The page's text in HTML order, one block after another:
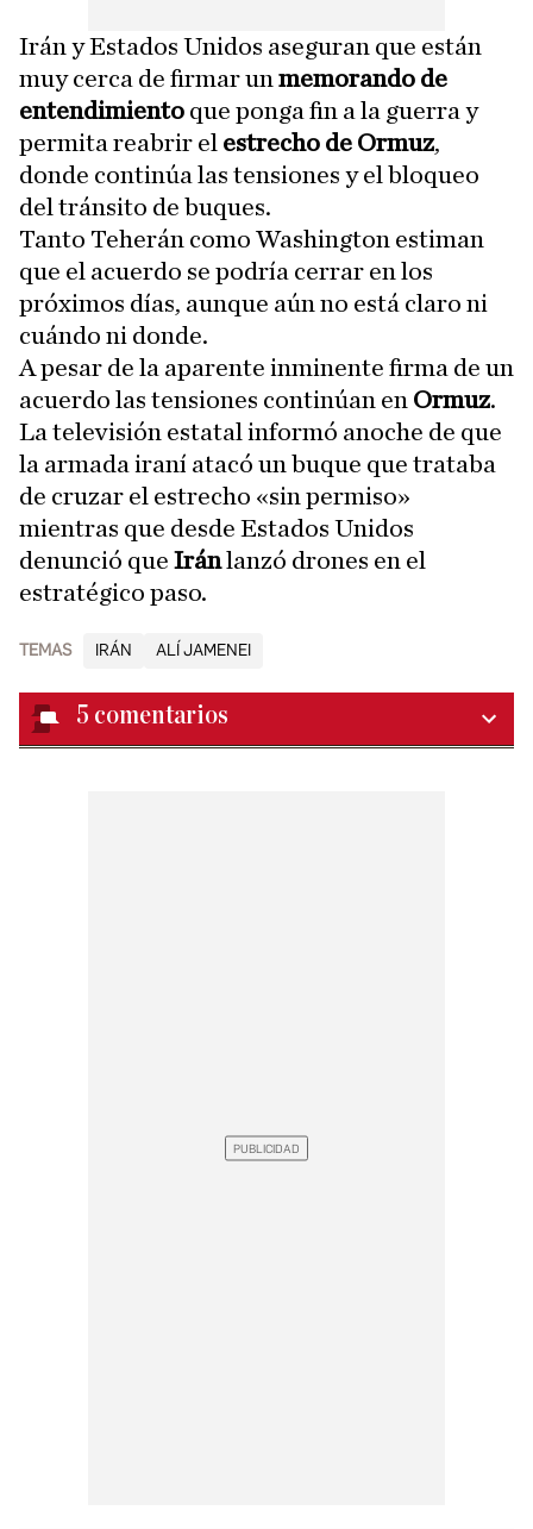
Irán y Estados Unidos aseguran que están
muy cerca de firmar un memorando de
entendimiento que ponga fin a la guerra y
permita reabrir el estrecho de Ormuz,
donde continúa las tensiones y el bloqueo
del tránsito de buques.
Tanto Teherán como Washington estiman
que el acuerdo se podría cerrar en los
próximos días, aunque aún no está claro ni
cuándo ni donde.
A pesar de la aparente inminente firma de un
acuerdo las tensiones continúan en Ormuz.
La televisión estatal informó anoche de que
la armada iraní atacó un buque que trataba
de cruzar el estrecho «sin permiso»
mientras que desde Estados Unidos
denunció que Iránlanzó drones en el
estratégico paso.
TEMAS IRÁN ALÍ JAMENEI
5 comentarios